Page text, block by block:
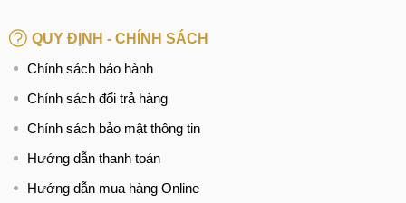
(góc rộng), một ống kính tele 12MP và camera góc siêu rộng
chuẩn) và camera góc siêu rộng 13MP. Cả hai đều có thể
quay phim 4K siêu nét.
Chip Snapdragon 855 5G được trang bị trên cả V50 và
V50S cho ra hiệu suất khá tương đồng. Với điểm số AnTuTu
QUY ĐỊNH - CHÍNH SÁCH
Chính sách bảo hành
Chính sách đổi trả hàng
Chính sách bảo mật thông tin
Hướng dẫn thanh toán
Hướng dẫn mua hàng Online